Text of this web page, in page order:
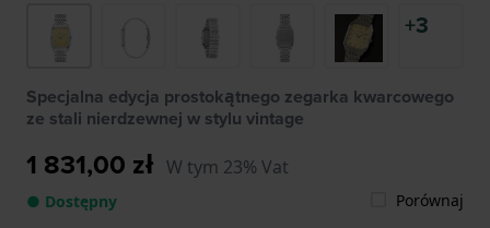
+3
Specjalna edycja prostokątnego zegarka kwarcowego
ze stali nierdzewnej w stylu vintage
1 831,00 zł W tym 23% Vat
● Dostępny Porównaj